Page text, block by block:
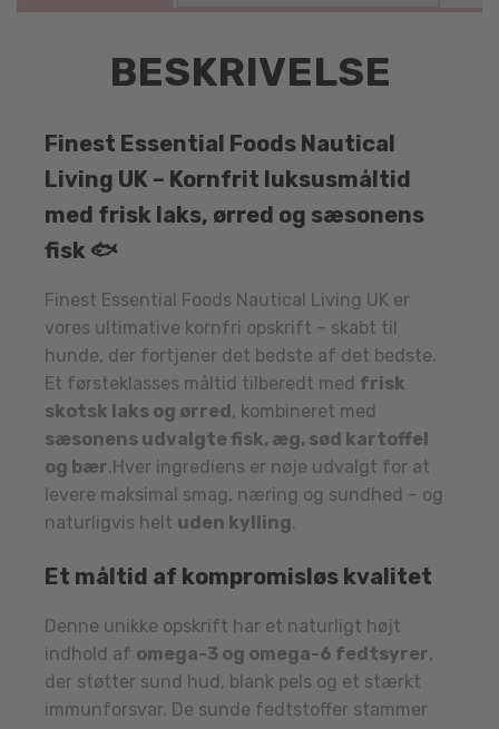
BESKRIVELSE
Finest Essential Foods Nautical
Living UK – Kornfrit luksusmåltid
med frisk laks, ørred og sæsonens
fisk 🐟
Finest Essential Foods Nautical Living UK er
vores ultimative kornfri opskrift – skabt til
hunde, der fortjener det bedste af det bedste.
Et førsteklasses måltid tilberedt med frisk
skotsk laks og ørred , kombineret med
sæsonens udvalgte fisk, æg, sød kartoffel
og bær.Hver ingrediens er nøje udvalgt for at
levere maksimal smag, næring og sundhed – og
naturligvis helt uden kylling.
Et måltid af kompromisløs kvalitet
Denne unikke opskrift har et naturligt højt
indhold af omega-3 og omega-6 fedtsyrer,
der støtter sund hud, blank pels og et stærkt
immunforsvar. De sunde fedtstoffer stammer